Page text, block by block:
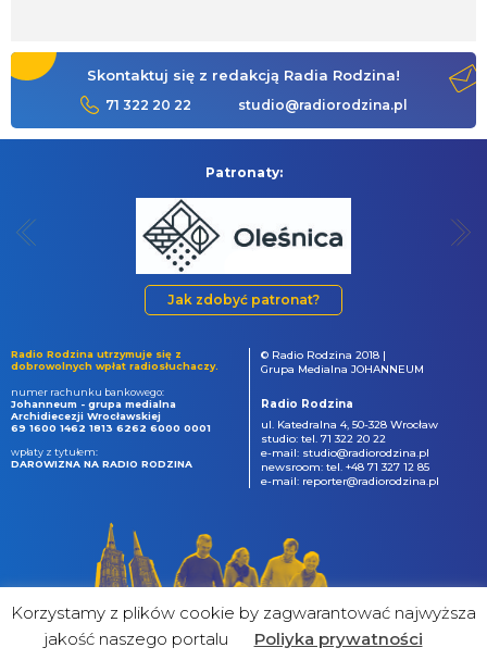
Skontaktuj się z redakcją Radia Rodzina!
71 322 20 22 studio@radiorodzina.pl
Patronaty:
Jak zdobyć patronat?
Radio Rodzina utrzymuje się z
dobrowolnych wpłat radiosłuchaczy.
numer rachunku bankowego:
Johanneum - grupa medialna
Archidiecezji Wrocławskiej
69 1600 1462 1813 6262 6000 0001
wpłaty z tytułem:
DAROWIZNA NA RADIO RODZINA
© Radio Rodzina 2018 |
Grupa Medialna JOHANNEUM
Radio Rodzina
ul. Katedralna 4, 50-328 Wrocław
studio: tel. 71 322 20 22
e-mail: studio@radiorodzina.pl
newsroom: tel. +48 71 327 12 85
e-mail: reporter@radiorodzina.pl
Korzystamy z plików cookie by zagwarantować najwyższa
jakość naszego portalu
Poliyka prywatności